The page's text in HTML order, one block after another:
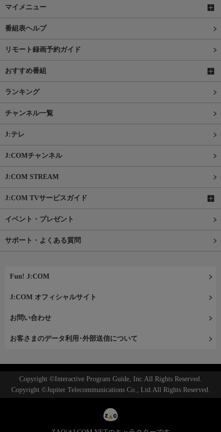
マイメニュー
番組表ヘルプ
リモート録画予約ガイド
おすすめ番組
ランキング
チャンネル一覧
J:テレ
J:COMチャンネル
J:COM STREAM
J:COM TVサービスガイド
イベント・プレゼント
サポート・よくある質問
Fun! J:COM
J:COM オフィシャルサイト
お問い合わせ
お客さまのデータ利用･外部送信について
Copyright ©Interactive Program Guide, Inc.All Rights Reserved.
Copyright ©Jupiter Telecommunications Co., Ltd.All Rights Reserved.